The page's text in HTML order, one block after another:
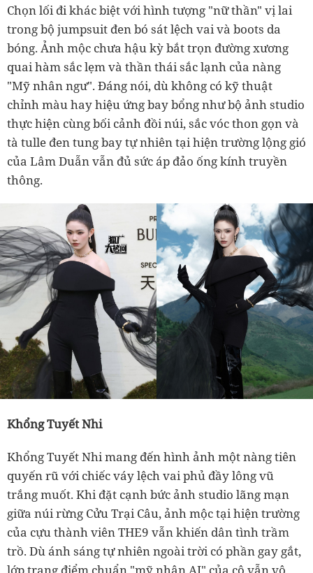
Chọn lối đi khác biệt với hình tượng "nữ thần" vị lai
trong bộ jumpsuit đen bó sát lệch vai và boots da
bóng. Ảnh mộc chưa hậu kỳ bắt trọn đường xương
quai hàm sắc lẹm và thần thái sắc lạnh của nàng
"Mỹ nhân ngư". Đáng nói, dù không có kỹ thuật
chỉnh màu hay hiệu ứng bay bổng như bộ ảnh studio
thực hiện cùng bối cảnh đồi núi, sắc vóc thon gọn và
tà tulle đen tung bay tự nhiên tại hiện trường lộng gió
của Lâm Duẫn vẫn đủ sức áp đảo ống kính truyền
thông.
Khổng Tuyết Nhi
Khổng Tuyết Nhi mang đến hình ảnh một nàng tiên
quyến rũ với chiếc váy lệch vai phủ đầy lông vũ
trắng muốt. Khi đặt cạnh bức ảnh studio lãng mạn
giữa núi rừng Cửu Trại Câu, ảnh mộc tại hiện trường
của cựu thành viên THE9 vẫn khiến dân tình trầm
trồ. Dù ánh sáng tự nhiên ngoài trời có phần gay gắt,